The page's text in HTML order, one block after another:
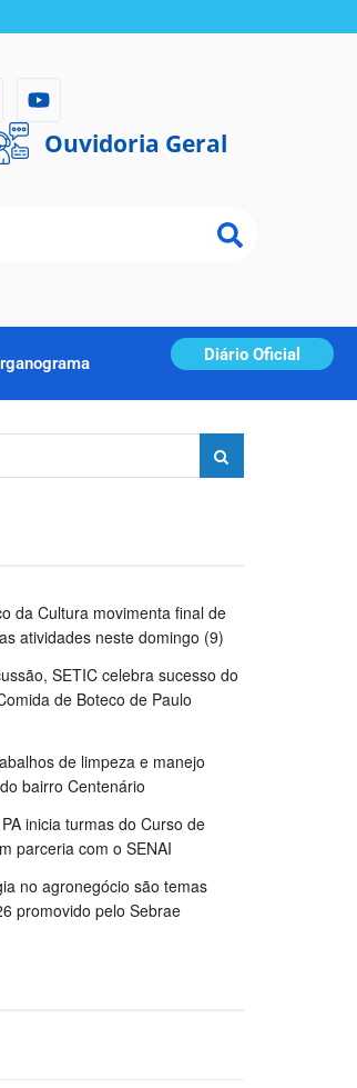
Ouvidoria Geral
Diário Oficial
da Cultura movimenta final de
atividades neste domingo (9)
SETIC celebra sucesso do
de Boteco de Paulo
de limpeza e manejo
bairro Centenário
inicia turmas do Curso de
parceria com o SENAI
no agronegócio são temas
promovido pelo Sebrae